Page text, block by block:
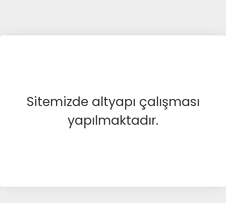
Sitemizde altyapı çalışması
yapılmaktadır.